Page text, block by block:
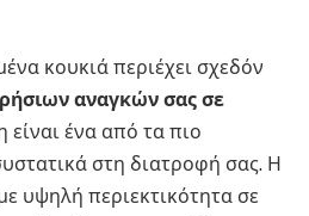
κουκιά περιέχει σχεδόν
αναγκών σας σε
είναι ένα από τα πιο
στη διατροφή σας. Η
υψηλή περιεκτικότητα σε